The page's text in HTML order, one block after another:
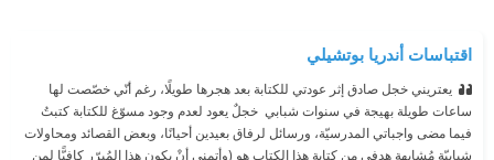
اقتباسات أندريا بوتشيلي
يعتريني خجل صادق إثر عودتي للكتابة بعد هجرها طويلًا، رغم أنّي خصّصت لها
ساعات طويلة بهيجة في سنوات شبابي ‫ خجلٌ يعود لعدم وجود مسوّغ للكتابة كتبتُ
فيما مضى واجباتي المدرسيّة، ورسائل لرفاق بعيدين أحيانًا، وبعض القصائد ومحاولات
شبابيّة مُشابهة هدفي من كتابة هذا الكتاب هو (وأتمنى أنْ يكون هذا المُبرّر كافيًّا لمن